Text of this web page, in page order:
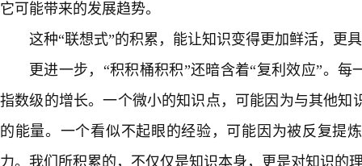
它可能带来的发展趋势。
这种“联想式”的积累，能让知识变得更加鲜活，更
更进一步，“积积桶积积”还暗含着“复利效应”。每
指数级的增长。一个微小的知识点，可能因为与其他知
的能量。一个看似不起眼的经验，可能因为被反复提
力。我们所积累的，不仅仅是知识本身，更是对知识的